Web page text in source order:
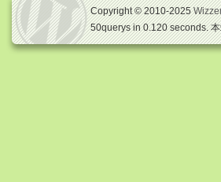
Copyright © 2010-2025
50querys in 0.120 seconds.